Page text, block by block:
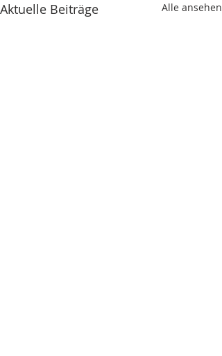
Aktuelle Beiträge Alle ansehen